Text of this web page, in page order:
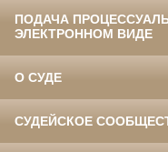
ПОДАЧА
ЭЛЕКТРОННОМ ВИДЕ
О СУДЕ
СУДЕЙСКОЕ